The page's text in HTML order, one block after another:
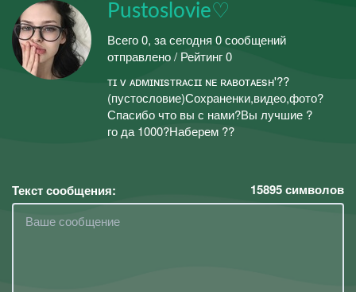
Pustosloviе♡
Всего 0, за сегодня 0 сообщений
отправлено / Рейтинг 0
ᴛɪ ᴠ ᴀᴅᴍɪɴɪsᴛʀᴀᴄɪɪ ɴᴇ ʀᴀʙᴏᴛᴀᴇsʜ'??
(пустословие)Сохраненки,видео,фото?
Спасибо что вы с нами?Вы лучшие ?
го да 1000?Наберем ??
Текст сообщения: 15895символов